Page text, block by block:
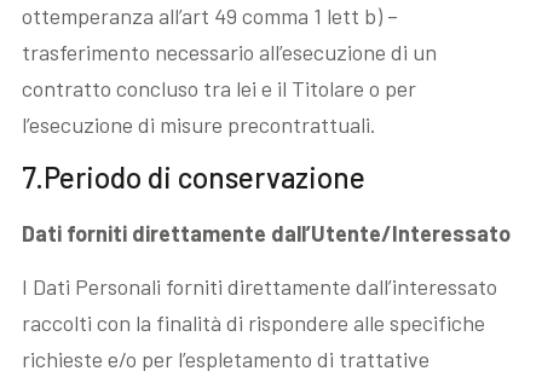
ottemperanza all’art 49 comma 1 lett b) –
trasferimento necessario all’esecuzione di un
contratto concluso tra lei e il Titolare o per
l’esecuzione di misure precontrattuali.
7.Periodo di conservazione
Dati forniti direttamente dall’Utente/Interessato
I Dati Personali forniti direttamente dall’interessato
raccolti con la finalità di rispondere alle specifiche
richieste e/o per l’espletamento di trattative